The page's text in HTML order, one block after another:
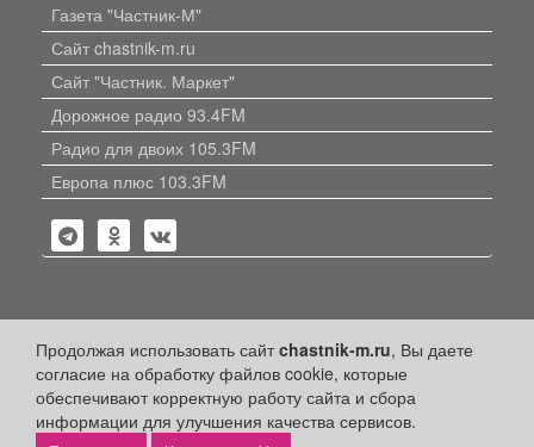
Продолжая использовать сайтchastnik-m.ru, Вы даете
согласие на обработку файлов cookie, которые
обеспечивают корректную работу сайта и сбора
информации для улучшения качества сервисов.
Газета "Частник-М"
Сайт chastnik-m.ru
Сайт "Частник. Маркет"
Дорожное радио 93.4FM
Радио для двоих 105.3FM
Европа плюс 103.3FM
Политика конфиденциальности
Публикации с пометкой «Реклама», «На правах рекламы»,
«Партнёрский проект» оплачены рекламодателем.
Редакция сайта не несет ответственности за достоверность
информации, содержащейся в рекламных материалах и